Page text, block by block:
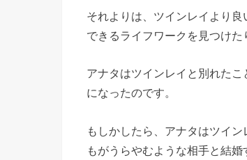
それよりは、ツインレイより
できるライフワークを見つけた
アナタはツインレイと別れた
になったのです。
もしかしたら、アナタはツイ
もがうらやむような相手と結婚